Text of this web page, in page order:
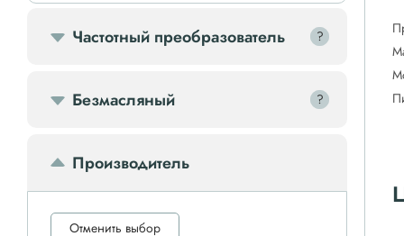
Частотный преобразователь ?
?
Безмасляный ?
?
Производитель
Отменить выбор